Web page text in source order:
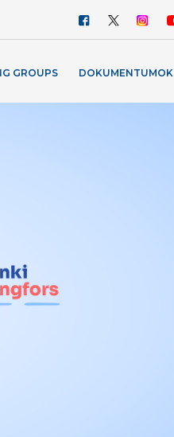
GROUPS DOKUMENTUMOK